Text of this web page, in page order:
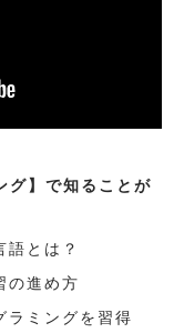
グ】で知ることが
語とは？
の進め方
ラミングを習得